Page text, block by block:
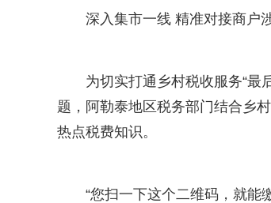
深入集市一线 精准对接商户
为切实打通乡村税收服务“最
题，阿勒泰地区税务部门结合乡
热点税费知识。
“您扫一下这个二维码，就能